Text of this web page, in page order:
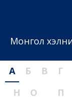
Монгол
А Б В Г
Н
О П